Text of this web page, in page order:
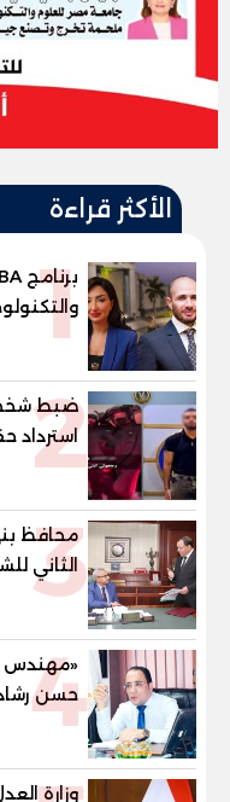
الأكثر قراءة
1
2
ضبط
استرداد
3
محافظ
الثاني
والنور
4
«مهندس
حسن
"خارطة
وزارة